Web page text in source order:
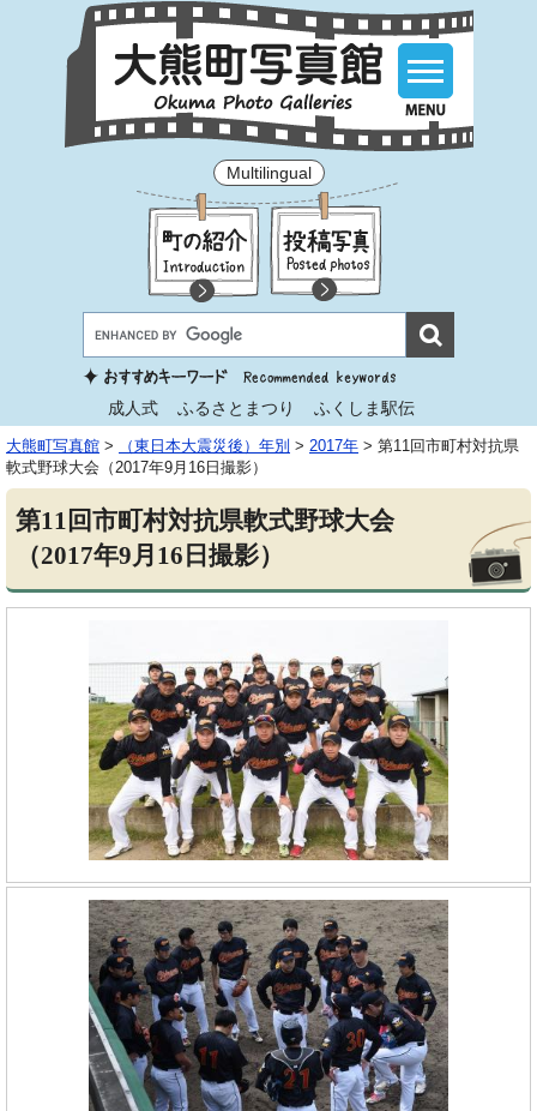
Multilingual
成人式 ふるさとまつり ふくしま駅伝
大熊町写真館 > （東日本大震災後）年別 > 2017年 > 第11回市町村対抗県
軟式野球大会（2017年9月16日撮影）
第11回市町村対抗県軟式野球大会
（2017年9月16日撮影）